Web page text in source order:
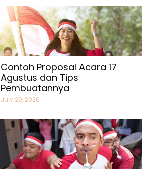
Contoh Proposal Acara 17
Agustus dan Tips
Pembuatannya
July 29, 2026